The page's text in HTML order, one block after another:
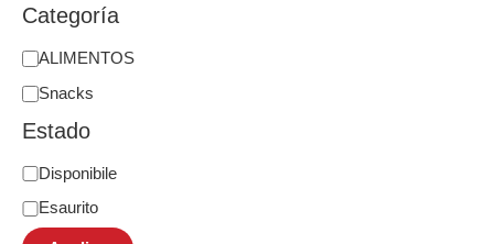
Categoría
ALIMENTOS
Snacks
Estado
Disponibile
Esaurito